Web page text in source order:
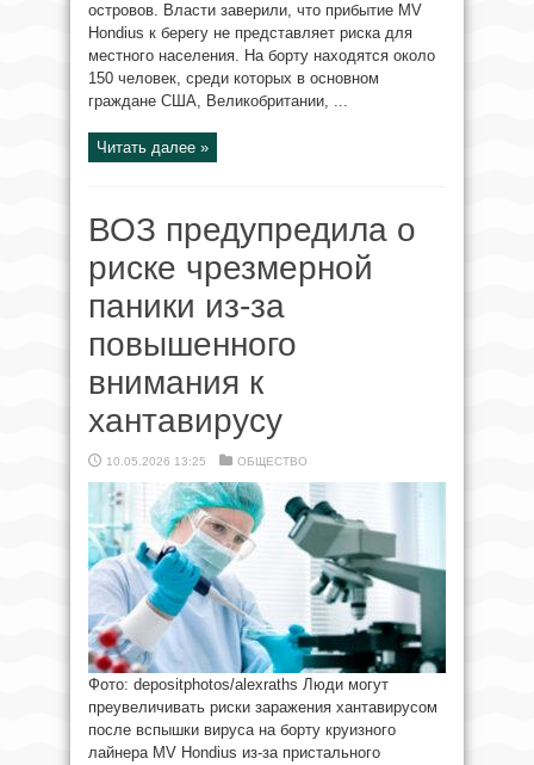
островов. Власти заверили, что прибытие MV
Hondius к берегу не представляет риска для
местного населения. На борту находятся около
150 человек, среди которых в основном
граждане США, Великобритании, ...
Читать далее »
ВОЗ предупредила о
риске чрезмерной
паники из-за
повышенного
внимания к
хантавирусу
10.05.2026 13:25 ОБЩЕСТВО
Фото: depositphotos/alexraths Люди могут
преувеличивать риски заражения хантавирусом
после вспышки вируса на борту круизного
лайнера MV Hondius из-за пристального